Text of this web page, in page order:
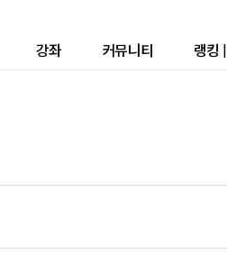
강좌 커뮤니티 랭킹 |